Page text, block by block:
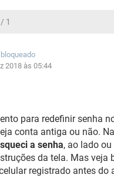
1
2018 às 05:44
para redefinir senha
conta antiga ou não.
a senha, ao lado
da tela. Mas veja
registrado antes do